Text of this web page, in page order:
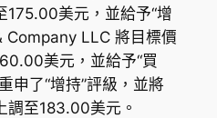
美元，並給予“增
Company LLC 將目標價
美元，並給予“買
申了“增持”評級，並將
調至183.00美元。